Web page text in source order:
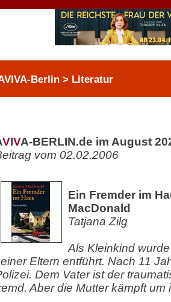
Berlin > Literatur
VIVA-BERLIN.de im August
vom 02.02.2006
Ein Fremder im
MacDonald
Tatjana Zilg
Als Kleinkind
Eltern entführt. Nach 11
Dem Vater ist der
Aber die Mutter kämpft um